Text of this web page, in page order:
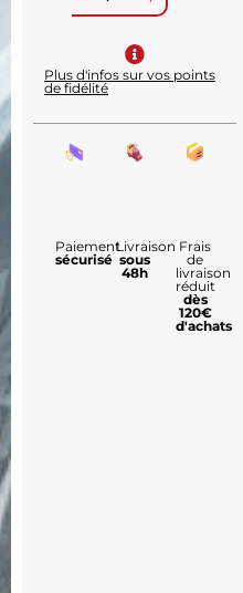
Plus d'infos sur vos points
de fidélité
Paiement
sécurisé
Livraison
sous
48h
Frais
de
livraison
réduit
dès
120€
d'achats